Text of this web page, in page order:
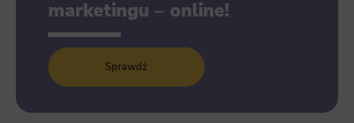
marketingu – online!
Sprawdź